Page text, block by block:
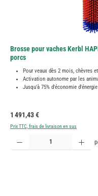
Brosse pour vaches Kerbl
porcs
Pour veaux dès 2 mois, chèvres
Activation autonome par les
Jusqu'à 75% d'économie d'énergie
Prix régulier :
1 491,43 €
Prix TTC, frais de livraison en sus
Quantité de produit : Entrez la